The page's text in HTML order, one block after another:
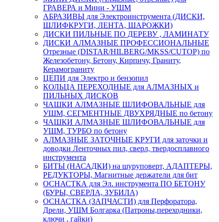
ГРАВЕРА и Мини - УШМ
АБРАЗИВЫ для Электроинструмента (ДИСКИ,
ШЛИФКРУГИ, ЛЕНТА, ШАРОЖКИ)
ДИСКИ ПИЛЬНЫЕ ПО ДЕРЕВУ , ЛАМИНАТУ
ДИСКИ АЛМАЗНЫЕ ПРОФЕССИОНАЛЬНЫЕ
Отрезные (DISTAR/HILBERG/MKSS/CUTOP) по
Железобетону, Бетону, Кирпичу, Граниту,
Керамограниту
ЦЕПИ для Электро и бензопил
КОЛЬЦА ПЕРЕХОДНЫЕ для АЛМАЗНЫХ и
ПИЛЬНЫХ ДИСКОВ
ЧАШКИ АЛМАЗНЫЕ ШЛИФОВАЛЬНЫЕ для
УШМ, СЕГМЕНТНЫЕ ДВУХРЯДНЫЕ по бетону
ЧАШКИ АЛМАЗНЫЕ ШЛИФОВАЛЬНЫЕ для
УШМ, ТУРБО по бетону
АЛМАЗНЫЕ ЗАТОЧНЫЕ КРУГИ для заточки и
доводки Ленточных пил, сверл, твердосплавного
инструмента
БИТЫ (НАСАДКИ) на шуруповерт, АДАПТЕРЫ,
РЕДУКТОРЫ, Магнитные держатели для бит
ОСНАСТКА для Эл. инструмента ПО БЕТОНУ
(БУРЫ, СВЕРЛА, ЗУБИЛА)
ОСНАСТКА (ЗАПЧАСТИ) для Перфоратора,
Дрели, УШМ Болгарка (Патроны,переходники,
ключи , гайки)